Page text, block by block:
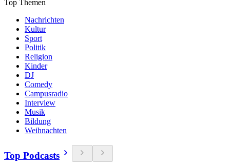
Top Themen
Nachrichten
Kultur
Sport
Politik
Religion
Kinder
DJ
Comedy
Campusradio
Interview
Musik
Bildung
Weihnachten
Top Podcasts